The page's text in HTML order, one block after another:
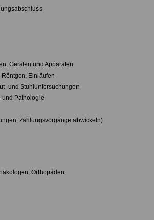
Geräten und Apparaten
Einläufen
und Stuhluntersuchungen
und Pathologie
Zahlungsvorgänge abwickeln)
Orthopäden